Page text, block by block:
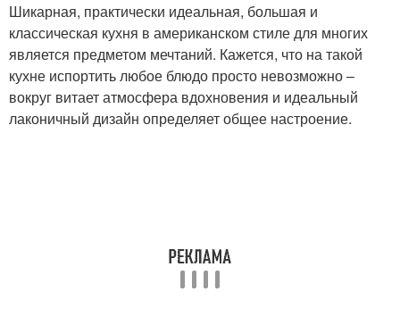
Шикарная, практически идеальная, большая и
классическая кухня в американском стиле для многих
является предметом мечтаний. Кажется, что на такой
кухне испортить любое блюдо просто невозможно –
вокруг витает атмосфера вдохновения и идеальный
лаконичный дизайн определяет общее настроение.